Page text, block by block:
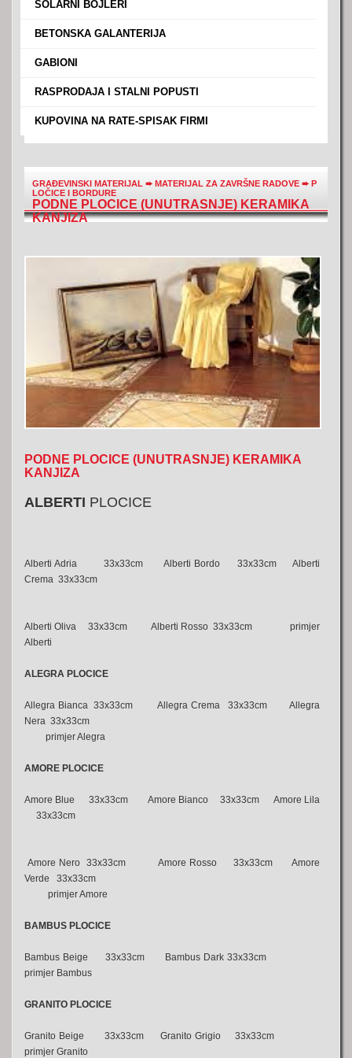
SOLARNI BOJLERI
BETONSKA GALANTERIJA
GABIONI
RASPRODAJA I STALNI POPUSTI
KUPOVINA NA RATE-SPISAK FIRMI
GRAĐEVINSKI MATERIJAL ➨MATERIJAL ZA ZAVRŠNE RADOVE ➨P
LOČICE I BORDURE
PODNE PLOCICE (UNUTRASNJE) KERAMIKA
KANJIZA
PODNE PLOCICE (UNUTRASNJE) KERAMIKA
KANJIZA
ALBERTI PLOCICE
Alberti Adria 33x33cm Alberti Bordo 33x33cm Alberti
Crema 33x33cm
Alberti Oliva 33x33cm Alberti Rosso 33x33cm primjer
Alberti
ALEGRA PLOCICE
Allegra Bianca 33x33cm Allegra Crema 33x33cm Allegra
Nera 33x33cm
primjer Alegra
AMORE PLOCICE
Amore Blue 33x33cm Amore Bianco 33x33cm Amore Lila
33x33cm
Amore Nero 33x33cm Amore Rosso 33x33cm Amore
Verde 33x33cm
primjer Amore
BAMBUS PLOCICE
Bambus Beige 33x33cm Bambus Dark 33x33cm
primjer Bambus
GRANITO PLOCICE
Granito Beige 33x33cm Granito Grigio 33x33cm
primjer Granito